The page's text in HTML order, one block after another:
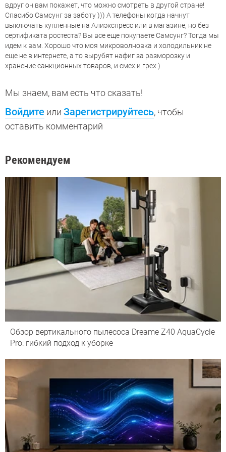
вдруг он вам покажет, что можно смотреть в другой стране!
Спасибо Самсунг за заботу ))) А телефоны когда начнут
выключать купленные на Алиэкспресс или в магазине, но без
сертификата ростеста? Вы все еще покупаете Самсунг? Тогда мы
идем к вам. Хорошо что моя микроволновка и холодильник не
еще не в интернете, а то вырубят нафиг за разморозку и
хранение санкционных товаров, и смех и грех )
Мы знаем, вам есть что сказать!
Войдите или Зарегистрируйтесь, чтобы
оставить комментарий
Рекомендуем
Обзор вертикального пылесоса Dreame Z40 AquaCycle
Pro: гибкий подход к уборке